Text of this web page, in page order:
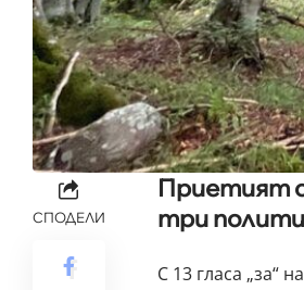
СПОДЕЛИ
Приетият
три
С 13 гласа „за“